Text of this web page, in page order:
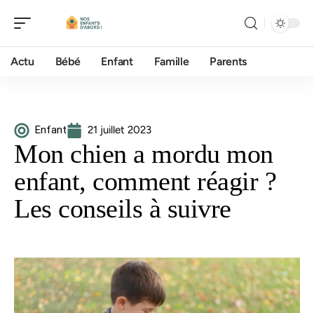
Actu Bébé Enfant Famille Parents
Enfant 21 juillet 2023
Mon chien a mordu mon
enfant, comment réagir ?
Les conseils à suivre